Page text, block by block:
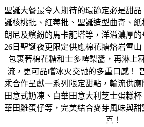
聖誕⼤餐最令⼈期待的環節定必是甜
誕核桃批、紅莓批、聖誕造型曲奇、
朗尼及繽紛的⾺卡⿓塔等，洋溢濃厚
26⽇聖誕夜更限定供應棉花糖熔岩雪
包裹著棉花糖和⼠多啤梨醬，再淋上
流，更可品嚐冰火交融的多重⼝感！
乘合作呈獻⼀系列限定甜點，輪流供
⽥意式奶凍、⽩華⽥意⼤利芝⼠蛋糕
華⽥雞蛋仔等，完美結合麥芽風味與
喜！